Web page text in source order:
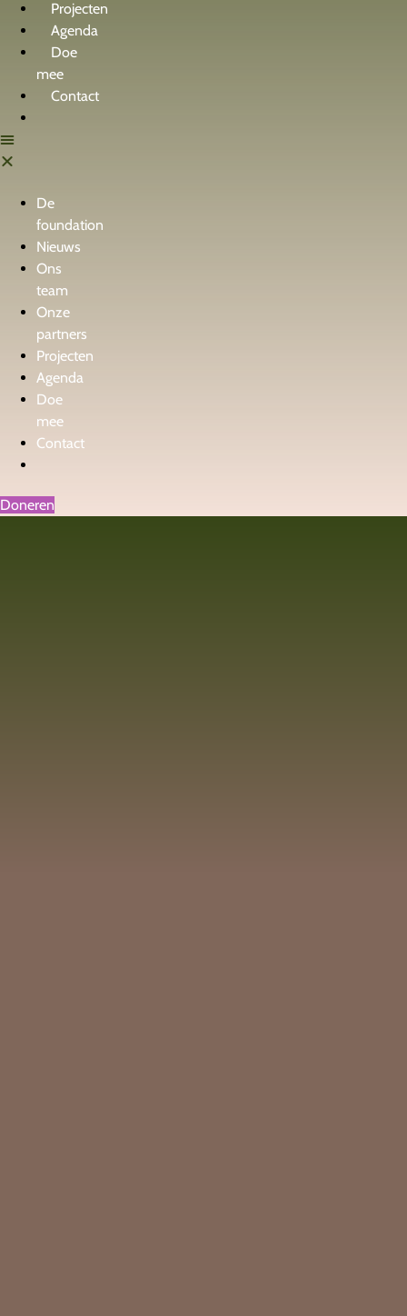
Projecten
Agenda
Doe
mee
Contact
De
foundation
Nieuws
Ons
team
Onze
partners
Projecten
Agenda
Doe
mee
Contact
Doneren